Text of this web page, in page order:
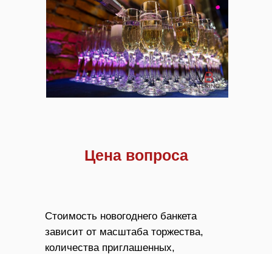
Цена вопроса
Стоимость новогоднего банкета
зависит от масштаба торжества,
количества приглашенных,